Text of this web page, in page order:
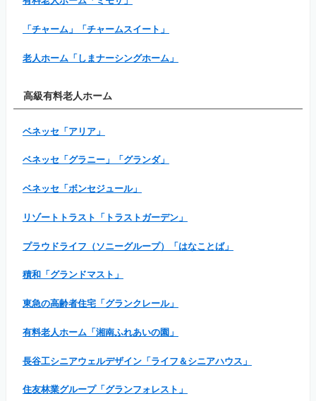
「チャーム」「チャームスイート」
老人ホーム「しまナーシングホーム」
高級有料老人ホーム
ベネッセ「アリア」
ベネッセ「グラニー」「グランダ」
ベネッセ「ボンセジュール」
リゾートトラスト「トラストガーデン」
プラウドライフ（ソニーグループ）「はなことば」
積和「グランドマスト」
東急の高齢者住宅「グランクレール」
有料老人ホーム「湘南ふれあいの園」
長谷工シニアウェルデザイン「ライフ＆シニアハウス」
住友林業グループ「グランフォレスト」